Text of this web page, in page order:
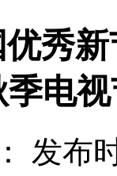
秀
季电
发布